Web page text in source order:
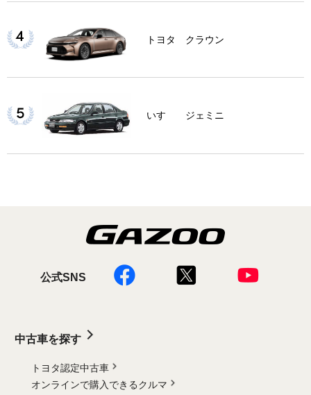
トヨタ クラウン
いすゞ ジェミニ
公式SNS
中古車を探す
トヨタ認定中古車
オンラインで購入できるクルマ